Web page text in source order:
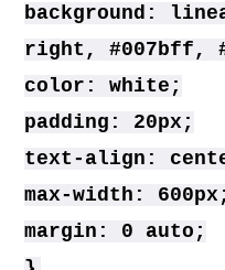
background:
right, #007bff,
color: white;
padding: 20px;
text-align:
max-width: 600px;
margin: 0 auto;